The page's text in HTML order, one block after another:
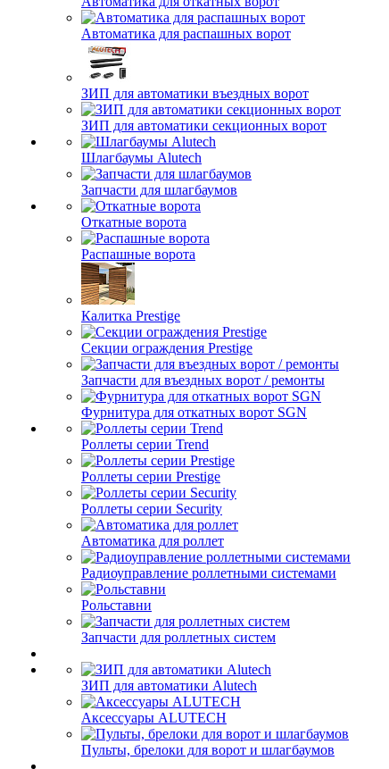
Автоматика для распашных ворот
ЗИП для автоматики въездных ворот
ЗИП для автоматики секционных ворот
Шлагбаумы Alutech
Запчасти для шлагбаумов
Откатные ворота
Распашные ворота
Калитка Prestige
Секции ограждения Prestige
Запчасти для въездных ворот / ремонты
Фурнитура для откатных ворот SGN
Роллеты серии Trend
Роллеты серии Prestige
Роллеты серии Security
Автоматика для роллет
Радиоуправление роллетными системами
Рольставни
Запчасти для роллетных систем
ЗИП для автоматики Alutech
Аксессуары ALUTECH
Пульты, брелоки для ворот и шлагбаумов